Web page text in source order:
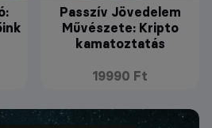
Passzív Jövedelem
Művészete: Kripto
kamatoztatás
19990 Ft